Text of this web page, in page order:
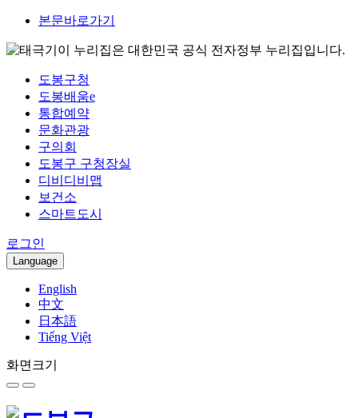
본문바로가기
이 누리집은 대한민국 공식 전자정부 누리집입니다.
도봉구청
도봉배움e
통합예약
문화관광
구의회
도봉구 구청장실
디비디비맵
보건소
스마트도시
로그인
Language
English
中文
日本語
Tiếng Việt
화면크기